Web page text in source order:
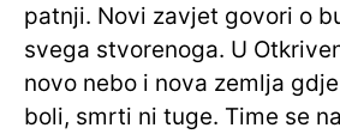
patnji. Novi zavjet govori o
svega stvorenoga. U
novo nebo i nova zemlja
boli, smrti ni tuge. Time se